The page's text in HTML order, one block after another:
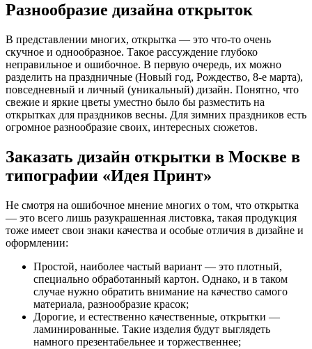
Разнообразие дизайна открыток
В представлении многих, открытка — это что-то очень
скучное и однообразное. Такое рассуждение глубоко
неправильное и ошибочное. В первую очередь, их можно
разделить на праздничные (Новый год, Рождество, 8-е марта),
повседневный и личный (уникальный) дизайн. Понятно, что
свежие и яркие цветы уместно было бы разместить на
открытках для праздников весны. Для зимних праздников есть
огромное разнообразие своих, интересных сюжетов.
Заказать дизайн открытки в Москве в
типографии «Идея Принт»
Не смотря на ошибочное мнение многих о том, что открытка
— это всего лишь разукрашенная листовка, такая продукция
тоже имеет свои знаки качества и особые отличия в дизайне и
оформлении:
Простой, наиболее частый вариант — это плотный,
специально обработанный картон. Однако, и в таком
случае нужно обратить внимание на качество самого
материала, разнообразие красок;
Дорогие, и естественно качественные, открытки —
ламинированные. Такие изделия будут выглядеть
намного презентабельнее и торжественнее;